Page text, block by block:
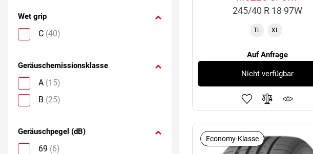
Wet grip
C (40)
Geräuschemissionsklasse
A (15)
B (25)
Geräuschpegel (dB)
69 (6)
245/40 R 18 97W
TL XL
Auf Anfrage
Nicht verfügbar
Economy-Klasse